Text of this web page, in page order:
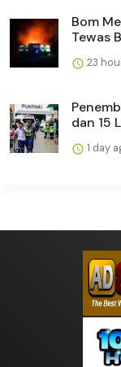
Bom
Tewas
23
dan 15
1 day